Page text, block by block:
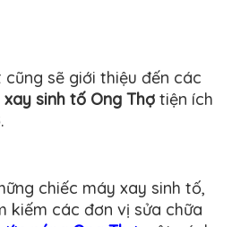
sẽ giới thiệu đến các
sinh tố Ong Thợ tiện ích
chiếc máy xay sinh tố,
kiếm các đơn vị sửa chữa